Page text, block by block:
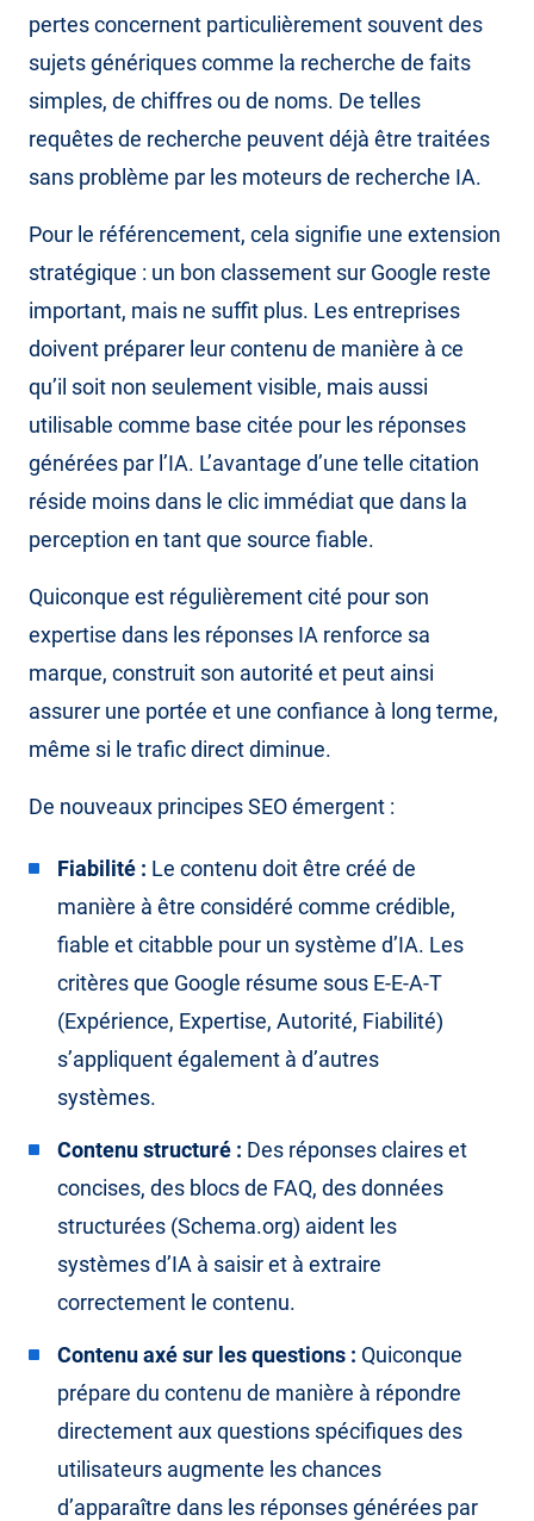
pertes concernent particulièrement souvent des
sujets génériques comme la recherche de faits
simples, de chiffres ou de noms. De telles
requêtes de recherche peuvent déjà être traitées
sans problème par les moteurs de recherche IA.
Pour le référencement, cela signifie une extension
stratégique : un bon classement sur Google reste
important, mais ne suffit plus. Les entreprises
doivent préparer leur contenu de manière à ce
qu’il soit non seulement visible, mais aussi
utilisable comme base citée pour les réponses
générées par l’IA. L’avantage d’une telle citation
réside moins dans le clic immédiat que dans la
perception en tant que source fiable.
Quiconque est régulièrement cité pour son
expertise dans les réponses IA renforce sa
marque, construit son autorité et peut ainsi
assurer une portée et une confiance à long terme,
même si le trafic direct diminue.
De nouveaux principes SEO émergent :
Fiabilité : Le contenu doit être créé de
manière à être considéré comme crédible,
fiable et citabble pour un système d’IA. Les
critères que Google résume sous E-E-A-T
(Expérience, Expertise, Autorité, Fiabilité)
s’appliquent également à d’autres
systèmes.
Contenu structuré : Des réponses claires et
concises, des blocs de FAQ, des données
structurées (Schema.org) aident les
systèmes d’IA à saisir et à extraire
correctement le contenu.
Contenu axé sur les questions : Quiconque
prépare du contenu de manière à répondre
directement aux questions spécifiques des
utilisateurs augmente les chances
d’apparaître dans les réponses générées par